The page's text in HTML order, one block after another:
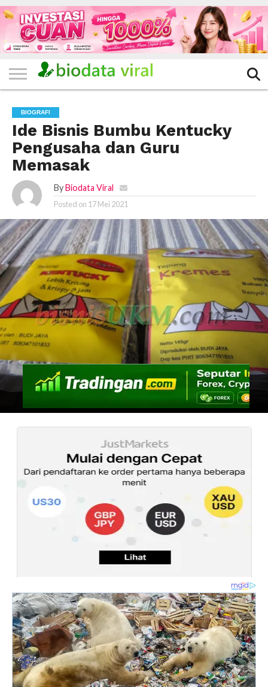
HOME
FILTER
KATEGORI
IKLAN
TERVIRAL
TRADING
KOMUNITAS
BERITA
BISNIS
LAINNYA
BIOGRAFI
Ide Bisnis Bumbu Kentucky
Pengusaha dan Guru
Memasak
By Biodata Viral
Posted on 17 Mei 2021